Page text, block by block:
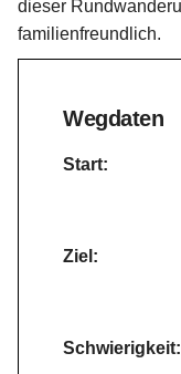
dieser
familienfreundlich.
Wegdaten
Start:
Ziel:
Schwierigkeit: